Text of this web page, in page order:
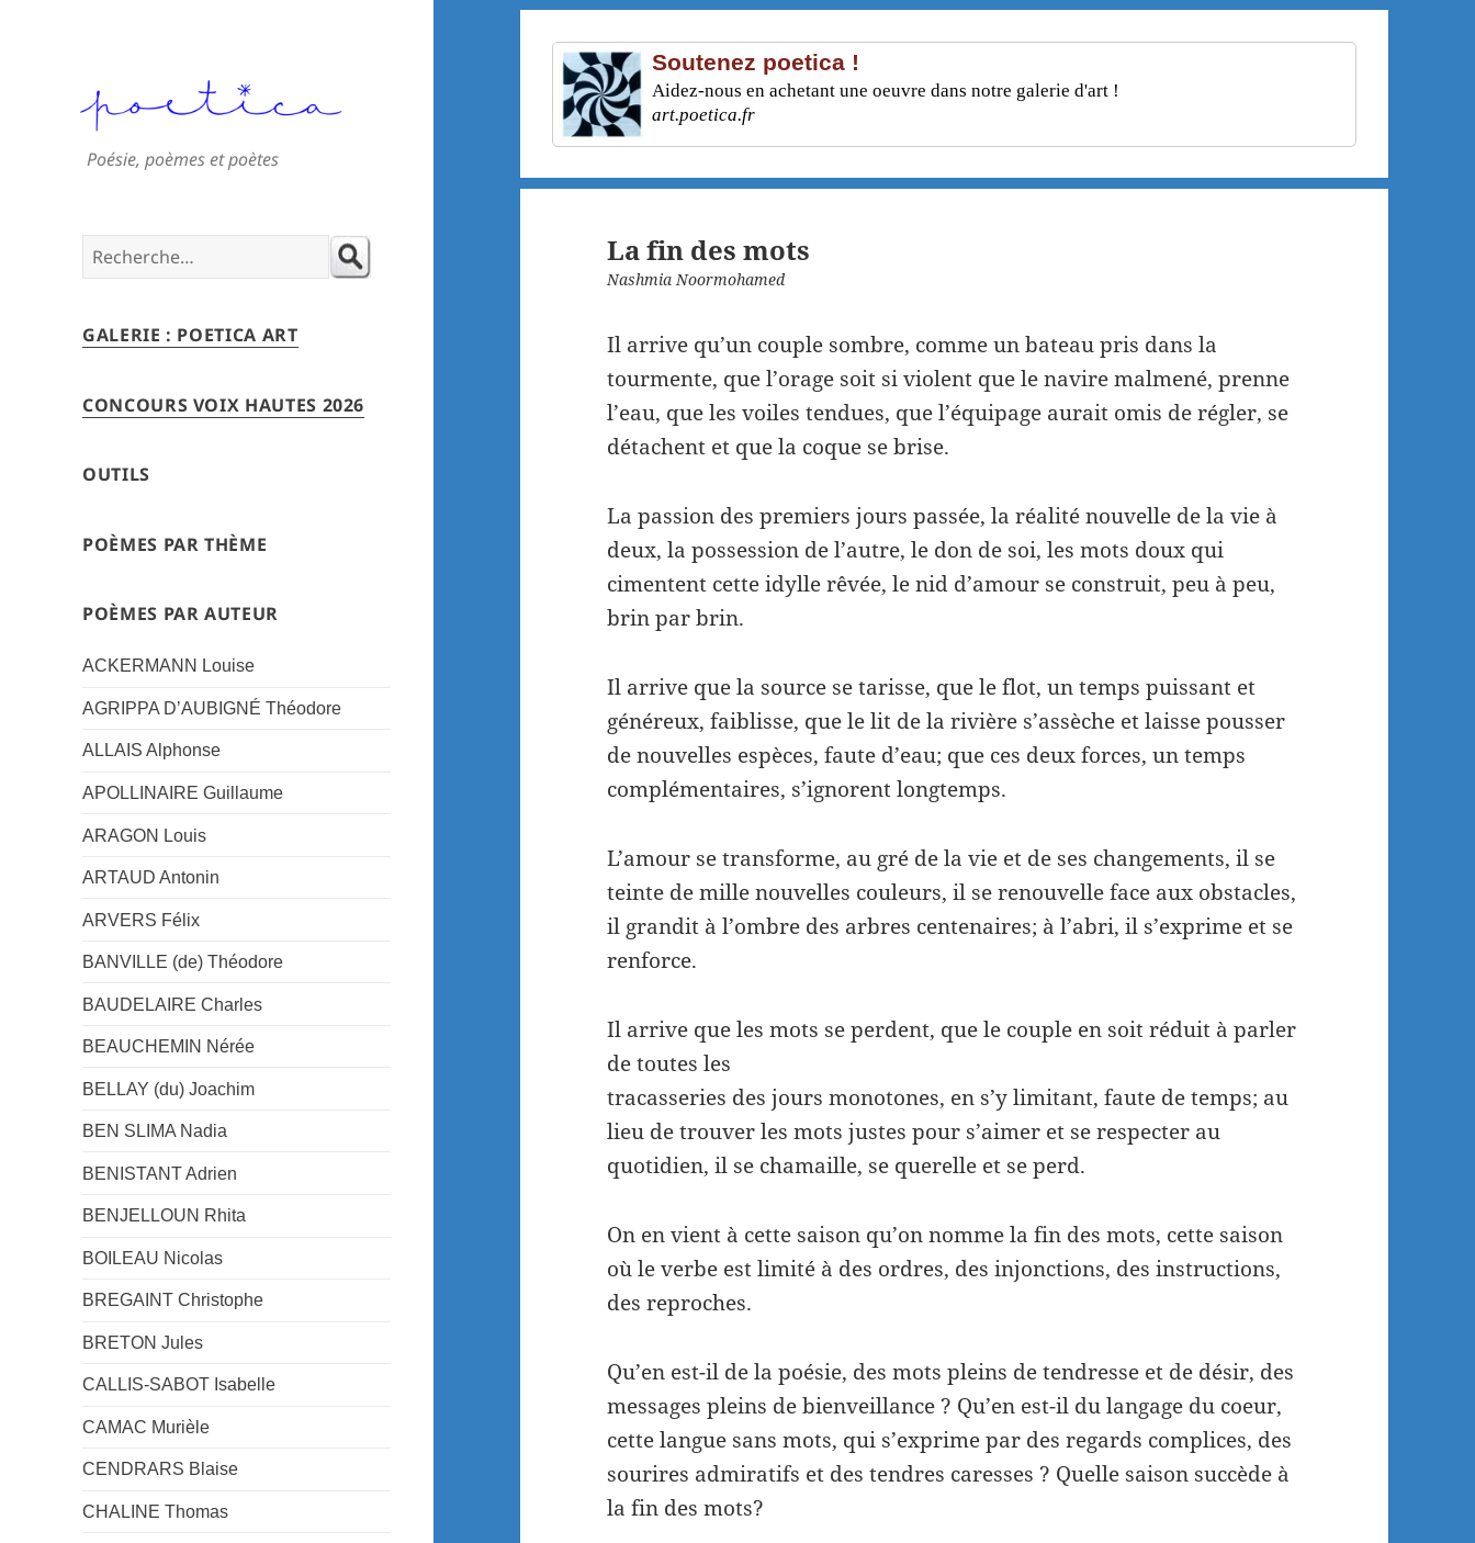
Poésie, poèmes et poètes
Search
for:
GALERIE : POETICA ART
CONCOURS VOIX HAUTES 2026
OUTILS
POÈMES PAR THÈME
POÈMES PAR AUTEUR
ACKERMANN Louise
AGRIPPA D’AUBIGNÉ Théodore
ALLAIS Alphonse
APOLLINAIRE Guillaume
ARAGON Louis
ARTAUD Antonin
ARVERS Félix
BANVILLE (de) Théodore
BAUDELAIRE Charles
BEAUCHEMIN Nérée
BELLAY (du) Joachim
BEN SLIMA Nadia
BENISTANT Adrien
BENJELLOUN Rhita
BOILEAU Nicolas
BREGAINT Christophe
BRETON Jules
CALLIS-SABOT Isabelle
CAMAC Murièle
CENDRARS Blaise
CHALINE Thomas
Soutenez poetica !
Aidez-nous en achetant une oeuvre dans notre galerie d'art !
art.poetica.fr
La fin des mots
Nashmia Noormohamed
Il arrive qu’un couple sombre, comme un bateau pris dans la
tourmente, que l’orage soit si violent que le navire malmené, prenne
l’eau, que les voiles tendues, que l’équipage aurait omis de régler, se
détachent et que la coque se brise.
La passion des premiers jours passée, la réalité nouvelle de la vie à
deux, la possession de l’autre, le don de soi, les mots doux qui
cimentent cette idylle rêvée, le nid d’amour se construit, peu à peu,
brin par brin.
Il arrive que la source se tarisse, que le flot, un temps puissant et
généreux, faiblisse, que le lit de la rivière s’assèche et laisse pousser
de nouvelles espèces, faute d’eau; que ces deux forces, un temps
complémentaires, s’ignorent longtemps.
L’amour se transforme, au gré de la vie et de ses changements, il se
teinte de mille nouvelles couleurs, il se renouvelle face aux obstacles,
il grandit à l’ombre des arbres centenaires; à l’abri, il s’exprime et se
renforce.
Il arrive que les mots se perdent, que le couple en soit réduit à parler
de toutes les
tracasseries des jours monotones, en s’y limitant, faute de temps; au
lieu de trouver les mots justes pour s’aimer et se respecter au
quotidien, il se chamaille, se querelle et se perd.
On en vient à cette saison qu’on nomme la fin des mots, cette saison
où le verbe est limité à des ordres, des injonctions, des instructions,
des reproches.
Qu’en est-il de la poésie, des mots pleins de tendresse et de désir, des
messages pleins de bienveillance ? Qu’en est-il du langage du coeur,
cette langue sans mots, qui s’exprime par des regards complices, des
sourires admiratifs et des tendres caresses ? Quelle saison succède à
la fin des mots?